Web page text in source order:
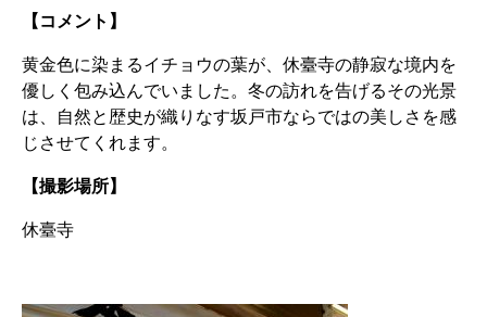
【コメント】
黄金色に染まるイチョウの葉が、休臺寺の静寂な境内を
優しく包み込んでいました。冬の訪れを告げるその光景
は、自然と歴史が織りなす坂戸市ならではの美しさを感
じさせてくれます。
【撮影場所】
休臺寺